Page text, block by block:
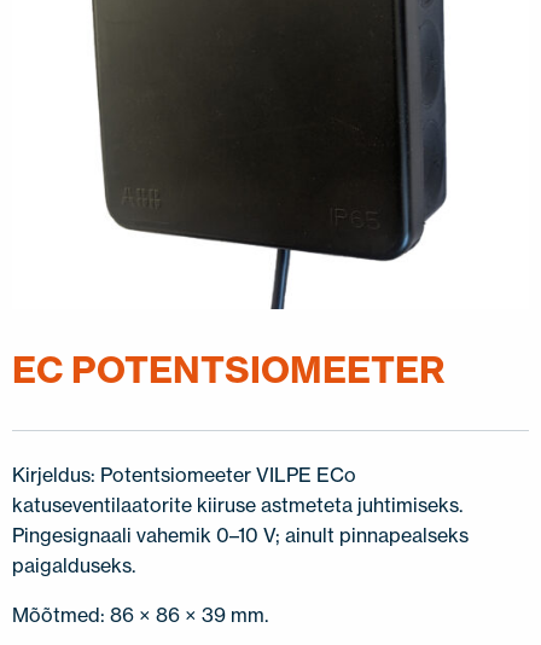
EC POTENTSIOMEETER
Kirjeldus: Potentsiomeeter VILPE ECo
katuseventilaatorite kiiruse astmeteta juhtimiseks.
Pingesignaali vahemik 0–10 V; ainult pinnapealseks
paigalduseks.
Mõõtmed: 86 × 86 × 39 mm.